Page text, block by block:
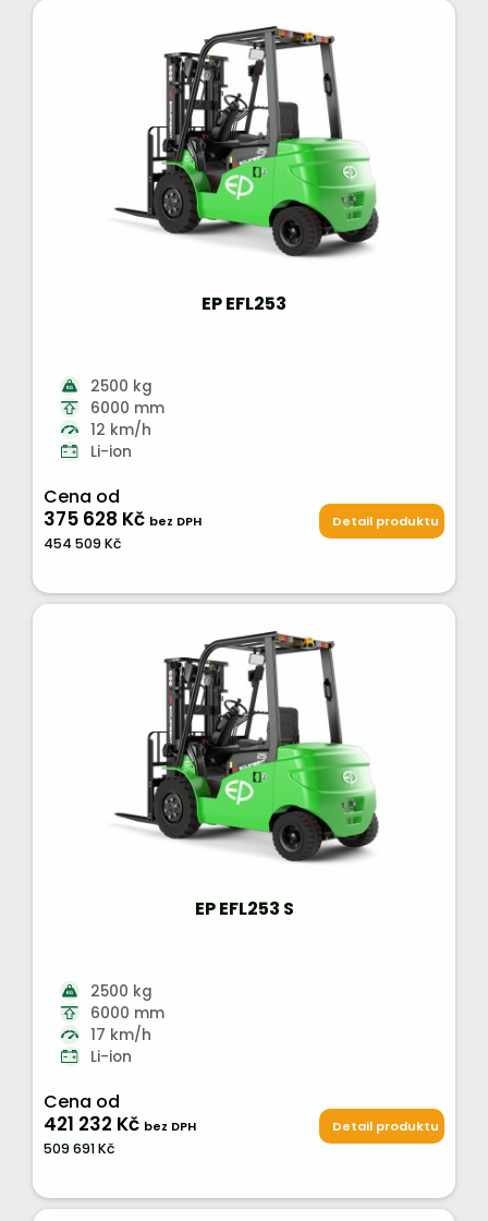
EP EFL253
2500 kg
6000 mm
12 km/h
Li-ion
Cena od
375 628 Kč bez DPH
454 509 Kč
Detail produktu
EP EFL253 S
2500 kg
6000 mm
17 km/h
Li-ion
Cena od
421 232 Kč bez DPH
509 691 Kč
Detail produktu